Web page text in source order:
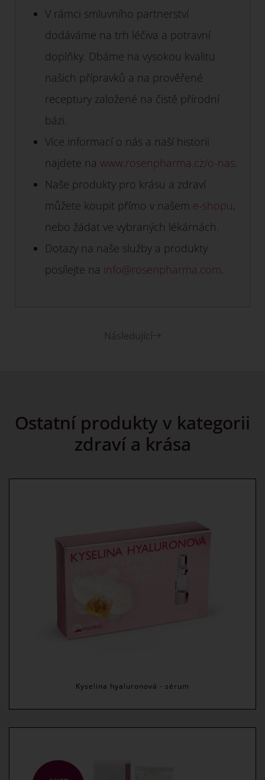
V rámci smluvního partnerství
dodáváme na trh léčiva a potravní
doplňky. Dbáme na vysokou kvalitu
našich přípravků a na prověřené
receptury založené na čistě přírodní
bázi.
Více informací o nás a naší historii
najdete na www.rosenpharma.cz/o-nas
Naše produkty pro krásu a zdraví
můžete koupit přímo v našem e-shopu,
nebo žádat ve vybraných lékárnách.
Dotazy na naše služby a produkty
posílejte na info@rosenpharma.com
Následující
Ostatní produkty v kategorii
zdraví a krása
Kyselina hyaluronová - sérum